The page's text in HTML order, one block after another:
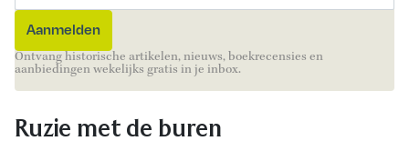
Ontvang historische artikelen, nieuws, boekrecensies en
aanbiedingen wekelijks gratis in je inbox.
Ruzie met de buren